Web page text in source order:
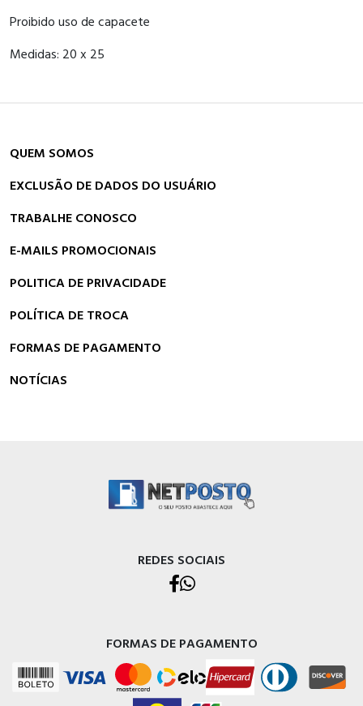
Proibido uso de capacete
Medidas: 20 x 25
QUEM SOMOS
EXCLUSÃO DE DADOS DO USUÁRIO
TRABALHE CONOSCO
E-MAILS PROMOCIONAIS
POLITICA DE PRIVACIDADE
POLÍTICA DE TROCA
FORMAS DE PAGAMENTO
NOTÍCIAS
REDES SOCIAIS
FORMAS DE PAGAMENTO